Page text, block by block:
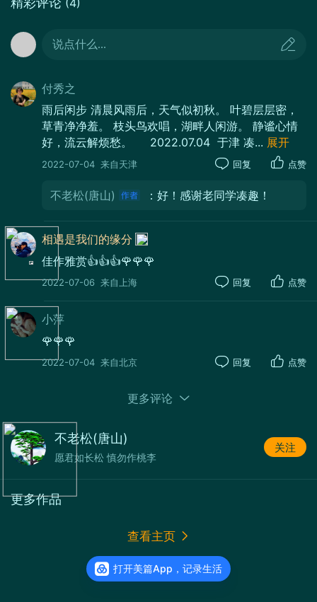
劝君，
污了雨景。
几朵三角梅
休要长疯。
(七月三日中午)
说点什么...
付秀之
雨后闲步 清晨风雨后，天气似初秋。 叶碧层层密，
草青净净羞。 枝头鸟欢唱，湖畔人闲游。 静谧心情
好，流云解烦愁。 2022.07.04 于津 凑... 展开
2022-07-04 来自天津 回复 点赞
不老松(唐山) ：好！感谢老同学凑趣！
相遇是我们的缘分
佳作雅赏👍👍👍🌹🌹🌹
2022-07-06 来自上海 回复 点赞
小萍
🌹🌹🌹
2022-07-04 来自北京 回复 点赞
更多评论
不老松(唐山)
愿君如长松 慎勿作桃李
关注
更多作品
学习断舍离 生活更惬意
打开美篇App，记录生活